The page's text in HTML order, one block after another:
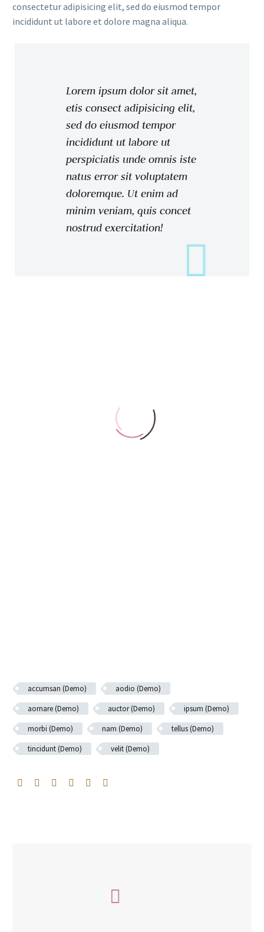
consectetur adipisicing elit, sed do eiusmod tempor
incididunt ut labore et dolore magna aliqua.
Lorem ipsum dolor sit amet,
etis consect adipisicing elit,
sed do eiusmod tempor
incididunt ut labore ut
perspiciatis unde omnis iste
natus error sit voluptatem
doloremque. Ut enim ad
minim veniam, quis concet
nostrud exercitation!
accumsan (Demo)
aodio (Demo)
aornare (Demo)
auctor (Demo)
ipsum (Demo)
morbi (Demo)
nam (Demo)
tellus (Demo)
tincidunt (Demo)
velit (Demo)